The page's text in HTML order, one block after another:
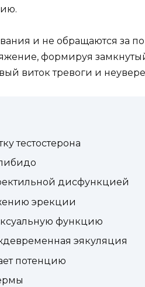
и не обращаются за
формируя
виток тревоги и
тестостерона
дисфункцией
эрекции
функцию
эякуляция
потенцию